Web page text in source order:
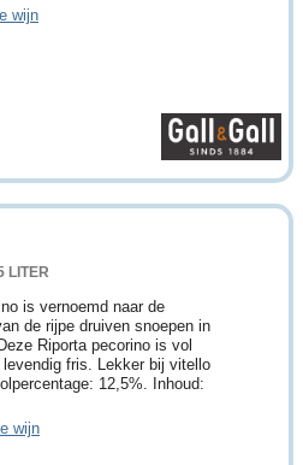
wijn
LITER
is vernoemd naar de
de rijpe druiven snoepen in
Riporta pecorino is vol
fris. Lekker bij vitello
12,5%. Inhoud:
wijn